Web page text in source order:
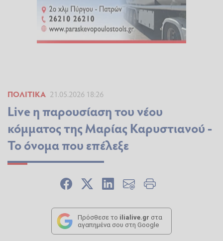
ΠΟΛΙΤΙΚΆ 21.05.2026 18:26
Live η παρουσίαση του νέου
κόμματος της Μαρίας Καρυστιανού -
Το όνομα που επέλεξε
Πρόσθεσε το ilialive.gr στα
αγαπημένα σου στη Google